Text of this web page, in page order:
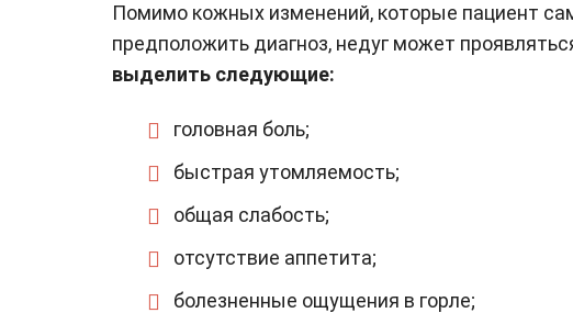
Помимо кожных изменений, которые пациент
предположить диагноз, недуг может
выделить следующие:
головная боль;
быстрая утомляемость;
общая слабость;
отсутствие аппетита;
болезненные ощущения в горле;